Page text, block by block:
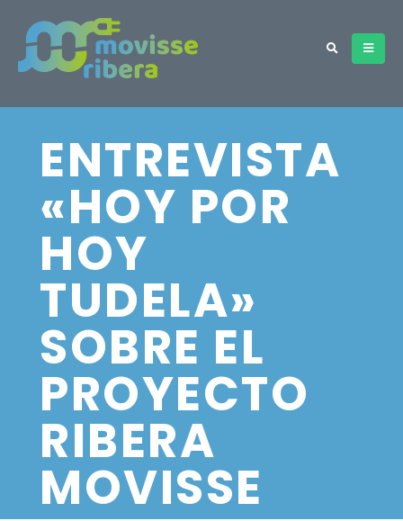
ENTREVISTA
«HOY POR
HOY
TUDELA»
SOBRE EL
PROYECTO
RIBERA
MOVISSE